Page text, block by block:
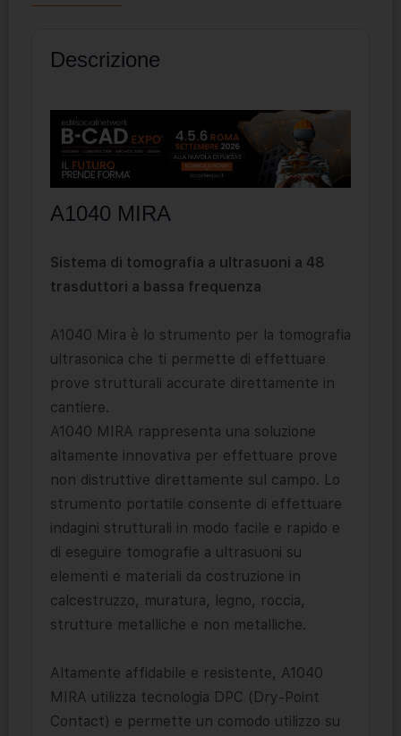
Descrizione
A1040 MIRA
Sistema di tomografia a ultrasuoni a 48
trasduttori a bassa frequenza
A1040 Mira è lo strumento per la tomografia
ultrasonica che ti permette di effettuare
prove strutturali accurate direttamente in
cantiere.
A1040 MIRA rappresenta una soluzione
altamente innovativa per effettuare prove
non distruttive direttamente sul campo. Lo
strumento portatile consente di effettuare
indagini strutturali in modo facile e rapido e
di eseguire tomografie a ultrasuoni su
elementi e materiali da costruzione in
calcestruzzo, muratura, legno, roccia,
strutture metalliche e non metalliche.
Altamente affidabile e resistente, A1040
MIRA utilizza tecnologia DPC (Dry-Point
Contact) e permette un comodo utilizzo su